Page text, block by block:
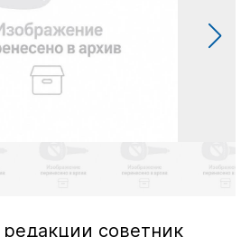
редакции советник